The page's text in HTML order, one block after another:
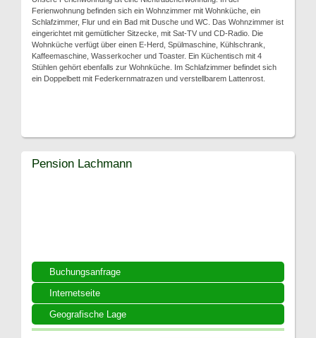
Ferienwohnung befinden sich ein Wohnzimmer mit Wohnküche, ein
Schlafzimmer, Flur und ein Bad mit Dusche und WC. Das Wohnzimmer ist
eingerichtet mit gemütlicher Sitzecke, mit Sat-TV und CD-Radio. Die
Wohnküche verfügt über einen E-Herd, Spülmaschine, Kühlschrank,
Kaffeemaschine, Wasserkocher und Toaster. Ein Küchentisch mit 4
Stühlen gehört ebenfalls zur Wohnküche. Im Schlafzimmer befindet sich
ein Doppelbett mit Federkernmatrazen und verstellbarem Lattenrost.
Buchungsanfrage
Internetseite
Geografische Lage
Pension Lachmann